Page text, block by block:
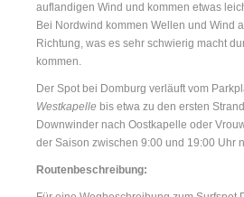
auflandigen Wind und kommen etwas
Bei Nordwind kommen Wellen und Wind
Richtung, was es sehr schwierig macht
kommen.
Der Spot bei Domburg verläuft vom
Westkapelle bis etwa zu den ersten
Downwinder nach Oostkapelle oder
der Saison zwischen 9:00 und 19:00 Uhr
Routenbeschreibung: